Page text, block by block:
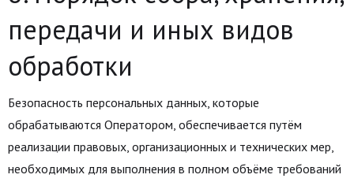
передачи и иных видов
обработки
Безопасность персональных данных, которые
обрабатываются Оператором, обеспечивается путём
реализации правовых, организационных и технических мер,
необходимых для выполнения в полном объёме требований